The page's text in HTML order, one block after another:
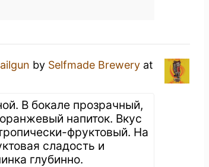
by Selfmade Brewery at
В бокале прозрачный,
напиток. Вкус
фруктовый. На
сладость и
глубинно.